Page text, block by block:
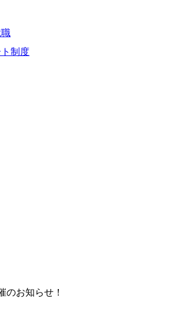
制度
のお知らせ！